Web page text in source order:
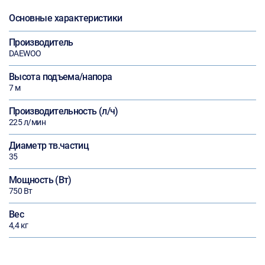
Основные характеристики
Производитель
DAEWOO
Высота подъема/напора
7 м
Производительность (л/ч)
225 л/мин
Диаметр тв.частиц
35
Мощность (Вт)
750 Вт
Вес
4,4 кг